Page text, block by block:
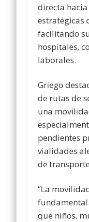
directa
estratégicas
facilitando
hospitales,
laborales.
Griego
de rutas de
una
pendientes
vialidades
de
“La
que niños,